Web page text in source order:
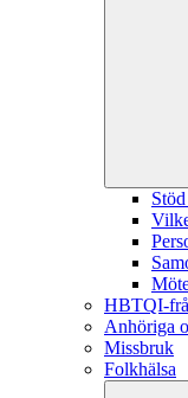
HBTQI-
Anhöriga
Missbruk
Folkhälsa